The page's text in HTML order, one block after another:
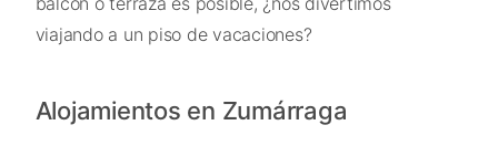
viajando a un piso de vacaciones?
Alojamientos en Zumárraga